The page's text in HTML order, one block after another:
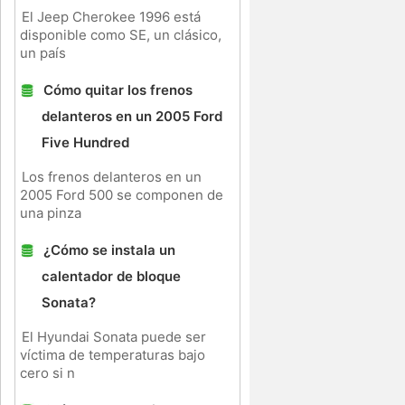
El Jeep Cherokee 1996 está
disponible como SE, un clásico,
un país
Cómo quitar los frenos
delanteros en un 2005 Ford
Five Hundred
Los frenos delanteros en un
2005 Ford 500 se componen de
una pinza
¿Cómo se instala un
calentador de bloque
Sonata?
El Hyundai Sonata puede ser
víctima de temperaturas bajo
cero si n